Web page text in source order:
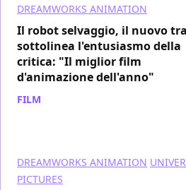
DREAMWORKS ANIMATION
Il robot selvaggio, il nuovo
sottolinea l'entusiasmo della
critica: "Il miglior film
d'animazione dell'anno"
FILM
DREAMWORKS ANIMATION
PICTURES